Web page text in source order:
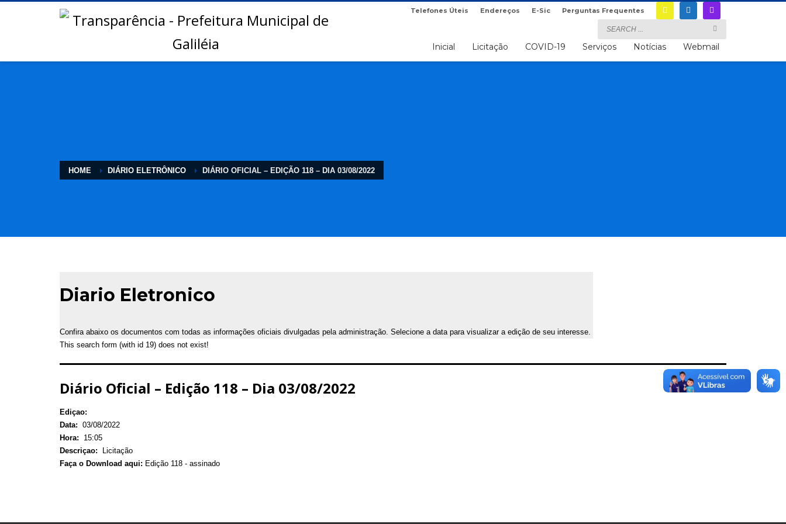
Telefones Úteis Endereços E-Sic Perguntas Frequentes
Inicial Licitação COVID-19 Serviços Notícias Webmail
HOME DIÁRIO ELETRÔNICO DIÁRIO OFICIAL – EDIÇÃO 118 – DIA 03/08/2022
Diario Eletronico
Confira abaixo os documentos com todas as informações oficiais divulgadas pela administração. Selecione a data para visualizar a edição de seu interesse.
This search form (with id 19) does not exist!
Diário Oficial – Edição 118 – Dia 03/08/2022
Ediçao:
Data: 03/08/2022
Hora:
15:05
Descriçao:
Licitação
Faça o Download aqui: Edição 118 - assinado